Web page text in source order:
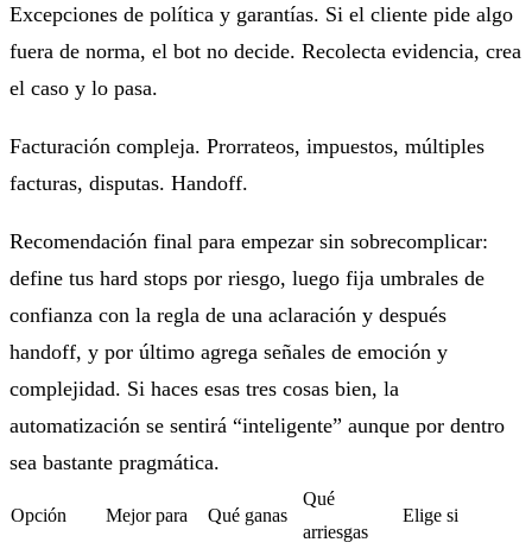
Excepciones de política y garantías. Si el cliente pide algo
fuera de norma, el bot no decide. Recolecta evidencia, crea
el caso y lo pasa.
Facturación compleja. Prorrateos, impuestos, múltiples
facturas, disputas. Handoff.
Recomendación final para empezar sin sobrecomplicar:
define tus hard stops por riesgo, luego fija umbrales de
confianza con la regla de una aclaración y después
handoff, y por último agrega señales de emoción y
complejidad. Si haces esas tres cosas bien, la
automatización se sentirá “inteligente” aunque por dentro
sea bastante pragmática.
Opción Mejor para Qué ganas
Qué
arriesgas
Elige si